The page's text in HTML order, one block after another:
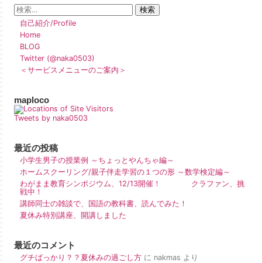
自己紹介/Profile
Home
BLOG
Twitter (@naka0503)
＜サービスメニューのご案内＞
maploco
Tweets by naka0503
最近の投稿
小学生男子の授業例 ～ちょっとやんちゃ編～
ホームスクーリング/親子伴走学習の１つの形 ～数学検定編～
わがまま教育シンポジウム、12/13開催！ クラファン、挑
戦中！
講師同士の雑談で、国語の教科書、読んでみた！
夏休み特別講座、開講しました
最近のコメント
グチばっかり？？夏休みの過ごし方 に nakmas より